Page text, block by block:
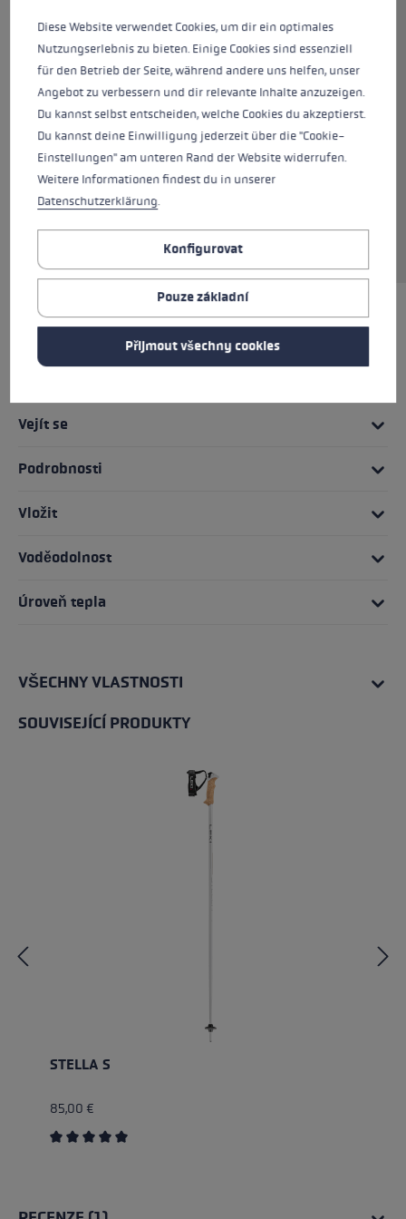
a softshellu na vnější straně se pohodlné nosí.
Dlaň z extrémně měkké ovčí kůže je
mimořádně měkká a zároveň neklouzavá. Díky
membráně GORE-TEX® jsou rukavice
vodotěsné, zatímco hebkost zajišťují výplně
Soft Plush a Silk Bemberg. Systém Trigger 3D
umožňuje zacvaknutí do hole během několika
sekund, čímž zajišťuje přímé spojení mezi
rukavicí a holí, a tím i nejlepší přenos síly.
nasadíte pomocí poutka.
TO NEJLEPŠÍ
Vejít se
Podrobnosti
Vložit
Voděodolnost
Úroveň tepla
VŠECHNY VLASTNOSTI
SOUVISEJÍCÍ PRODUKTY
STELLA S
85,00 €
Diese Website verwendet Cookies, um dir ein optimales
Nutzungserlebnis zu bieten. Einige Cookies sind essenziell
für den Betrieb der Seite, während andere uns helfen, unser
Angebot zu verbessern und dir relevante Inhalte anzuzeigen.
Du kannst selbst entscheiden, welche Cookies du akzeptierst.
Du kannst deine Einwilligung jederzeit über die "Cookie-
Einstellungen" am unteren Rand der Website widerrufen.
Weitere Informationen findest du in unserer
Datenschutzerklärung.
Konfigurovat
Pouze základní
Přijmout všechny cookies